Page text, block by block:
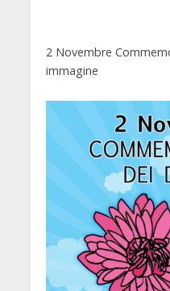
2 Novembre
immagine